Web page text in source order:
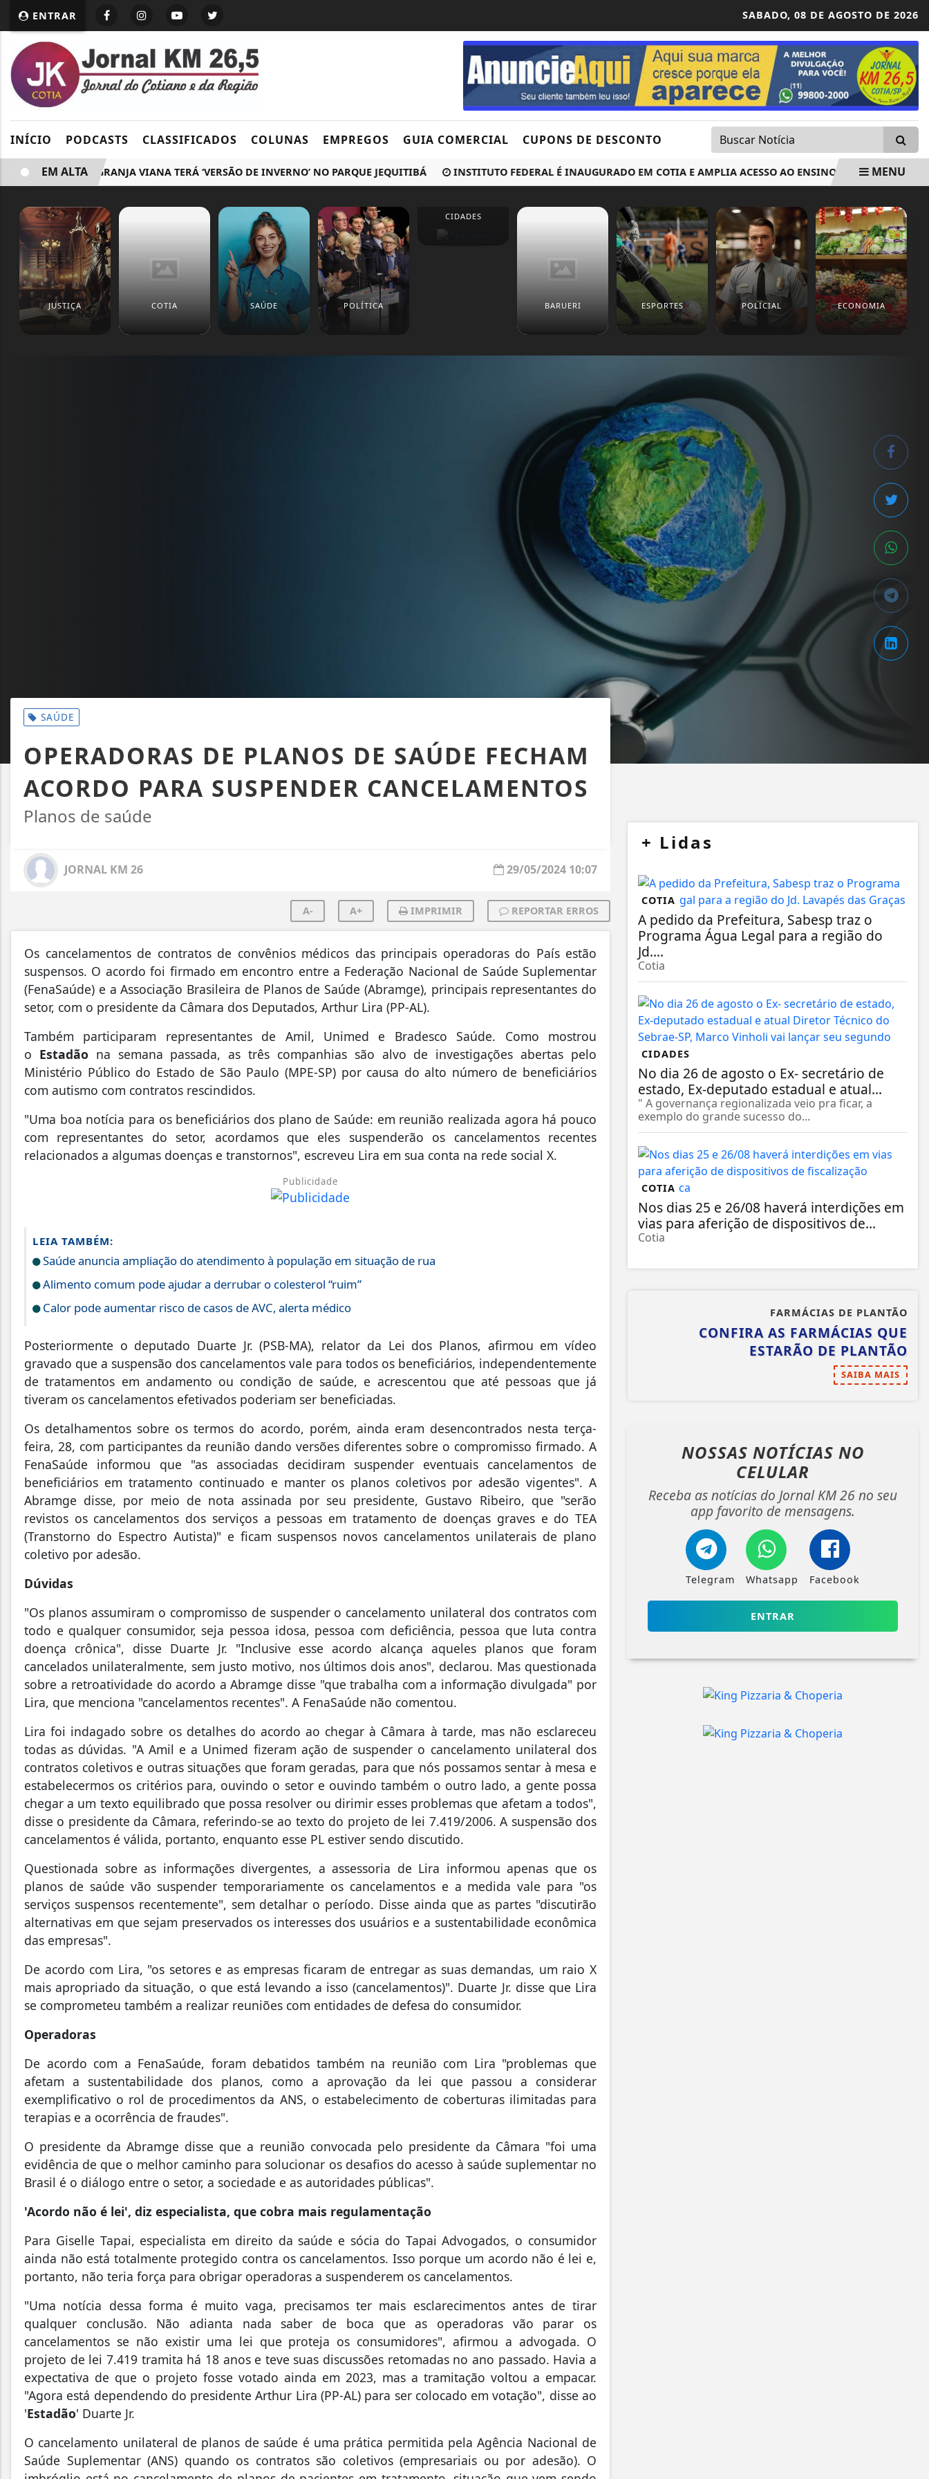
ENTRAR SABADO, 08 DE AGOSTO DE 2026
INÍCIO PODCASTS CLASSIFICADOS COLUNAS EMPREGOS GUIA COMERCIAL CUPONS DE DESCONTO
ECOFEIRA GRANJA VIANA TERÁ ‘VERSÃO DE INVERNO’ NO PARQUE JEQUITIBÁ INSTITUTO FEDERAL É INAUGURADO EM COTIA E AMPLIA ACESSO AO ENSINO PÚBLICO, GRATUITO E
EM ALTA MENU
JUSTIÇA COTIA SAÚDE POLÍTICA
CIDADES
BARUERI ESPORTES POLICIAL ECONOMIA
SAÚDE
OPERADORAS DE PLANOS DE SAÚDE FECHAM
ACORDO PARA SUSPENDER CANCELAMENTOS
Planos de saúde
JORNAL KM 26 29/05/2024 10:07
A- A+ IMPRIMIR REPORTAR ERROS
Os cancelamentos de contratos de convênios médicos das principais operadoras do País estão
suspensos. O acordo foi firmado em encontro entre a Federação Nacional de Saúde Suplementar
(FenaSaúde) e a Associação Brasileira de Planos de Saúde (Abramge), principais representantes do
setor, com o presidente da Câmara dos Deputados, Arthur Lira (PP-AL).
Também participaram representantes de Amil, Unimed e Bradesco Saúde. Como mostrou
o Estadão na semana passada, as três companhias são alvo de investigações abertas pelo
Ministério Público do Estado de São Paulo (MPE-SP) por causa do alto número de beneficiários
com autismo com contratos rescindidos.
"Uma boa notícia para os beneficiários dos plano de Saúde: em reunião realizada agora há pouco
com representantes do setor, acordamos que eles suspenderão os cancelamentos recentes
relacionados a algumas doenças e transtornos", escreveu Lira em sua conta na rede social X.
Publicidade
LEIA TAMBÉM:
Saúde anuncia ampliação do atendimento à população em situação de rua
Alimento comum pode ajudar a derrubar o colesterol “ruim”
Calor pode aumentar risco de casos de AVC, alerta médico
Posteriormente o deputado Duarte Jr. (PSB-MA), relator da Lei dos Planos, afirmou em vídeo
gravado que a suspensão dos cancelamentos vale para todos os beneficiários, independentemente
de tratamentos em andamento ou condição de saúde, e acrescentou que até pessoas que já
tiveram os cancelamentos efetivados poderiam ser beneficiadas.
Os detalhamentos sobre os termos do acordo, porém, ainda eram desencontrados nesta terça-
feira, 28, com participantes da reunião dando versões diferentes sobre o compromisso firmado. A
FenaSaúde informou que "as associadas decidiram suspender eventuais cancelamentos de
beneficiários em tratamento continuado e manter os planos coletivos por adesão vigentes". A
Abramge disse, por meio de nota assinada por seu presidente, Gustavo Ribeiro, que "serão
revistos os cancelamentos dos serviços a pessoas em tratamento de doenças graves e do TEA
(Transtorno do Espectro Autista)" e ficam suspensos novos cancelamentos unilaterais de plano
coletivo por adesão.
Dúvidas
"Os planos assumiram o compromisso de suspender o cancelamento unilateral dos contratos com
todo e qualquer consumidor, seja pessoa idosa, pessoa com deficiência, pessoa que luta contra
doença crônica", disse Duarte Jr. "Inclusive esse acordo alcança aqueles planos que foram
cancelados unilateralmente, sem justo motivo, nos últimos dois anos", declarou. Mas questionada
sobre a retroatividade do acordo a Abramge disse "que trabalha com a informação divulgada" por
Lira, que menciona "cancelamentos recentes". A FenaSaúde não comentou.
Lira foi indagado sobre os detalhes do acordo ao chegar à Câmara à tarde, mas não esclareceu
todas as dúvidas. "A Amil e a Unimed fizeram ação de suspender o cancelamento unilateral dos
contratos coletivos e outras situações que foram geradas, para que nós possamos sentar à mesa e
estabelecermos os critérios para, ouvindo o setor e ouvindo também o outro lado, a gente possa
chegar a um texto equilibrado que possa resolver ou dirimir esses problemas que afetam a todos",
disse o presidente da Câmara, referindo-se ao texto do projeto de lei 7.419/2006. A suspensão dos
cancelamentos é válida, portanto, enquanto esse PL estiver sendo discutido.
Questionada sobre as informações divergentes, a assessoria de Lira informou apenas que os
planos de saúde vão suspender temporariamente os cancelamentos e a medida vale para "os
serviços suspensos recentemente", sem detalhar o período. Disse ainda que as partes "discutirão
alternativas em que sejam preservados os interesses dos usuários e a sustentabilidade econômica
das empresas".
De acordo com Lira, "os setores e as empresas ficaram de entregar as suas demandas, um raio X
mais apropriado da situação, o que está levando a isso (cancelamentos)". Duarte Jr. disse que Lira
se comprometeu também a realizar reuniões com entidades de defesa do consumidor.
Operadoras
De acordo com a FenaSaúde, foram debatidos também na reunião com Lira "problemas que
afetam a sustentabilidade dos planos, como a aprovação da lei que passou a considerar
exemplificativo o rol de procedimentos da ANS, o estabelecimento de coberturas ilimitadas para
terapias e a ocorrência de fraudes".
O presidente da Abramge disse que a reunião convocada pelo presidente da Câmara "foi uma
evidência de que o melhor caminho para solucionar os desafios do acesso à saúde suplementar no
Brasil é o diálogo entre o setor, a sociedade e as autoridades públicas".
'Acordo não é lei', diz especialista, que cobra mais regulamentação
Para Giselle Tapai, especialista em direito da saúde e sócia do Tapai Advogados, o consumidor
ainda não está totalmente protegido contra os cancelamentos. Isso porque um acordo não é lei e,
portanto, não teria força para obrigar operadoras a suspenderem os cancelamentos.
"Uma notícia dessa forma é muito vaga, precisamos ter mais esclarecimentos antes de tirar
qualquer conclusão. Não adianta nada saber de boca que as operadoras vão parar os
cancelamentos se não existir uma lei que proteja os consumidores", afirmou a advogada. O
projeto de lei 7.419 tramita há 18 anos e teve suas discussões retomadas no ano passado. Havia a
expectativa de que o projeto fosse votado ainda em 2023, mas a tramitação voltou a empacar.
"Agora está dependendo do presidente Arthur Lira (PP-AL) para ser colocado em votação", disse ao
'Estadão' Duarte Jr.
O cancelamento unilateral de planos de saúde é uma prática permitida pela Agência Nacional de
Saúde Suplementar (ANS) quando os contratos são coletivos (empresariais ou por adesão). O
+ Lidas
COTIA
A pedido da Prefeitura, Sabesp traz o
Programa Água Legal para a região do
Jd....
Cotia
CIDADES
No dia 26 de agosto o Ex- secretário de
estado, Ex-deputado estadual e atual...
" A governança regionalizada veio pra ficar, a
exemplo do grande sucesso do...
COTIA
Nos dias 25 e 26/08 haverá interdições em
vias para aferição de dispositivos de...
Cotia
FARMÁCIAS DE PLANTÃO
CONFIRA AS FARMÁCIAS QUE
ESTARÃO DE PLANTÃO
SAIBA MAIS
NOSSAS NOTÍCIAS NO
CELULAR
Receba as notícias do Jornal KM 26 no seu
app favorito de mensagens.
Telegram Whatsapp Facebook
ENTRAR